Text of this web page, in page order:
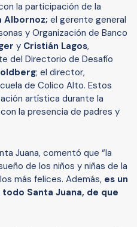
la participación de la
Albornoz; el gerente general
y Organización de Banco
y Cristián Lagos,
del Directorio de Desafío
; el director,
de Colico Alto. Estos
artística durante la
la presencia de padres y
Juana, comentó que “la
de los niños y niñas de la
más felices. Además, es un
Santa Juana, de que